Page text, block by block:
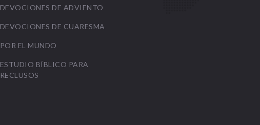
DEVOCIONES DE ADVIENTO
DEVOCIONES DE CUARESMA
POR EL MUNDO
ESTUDIO BÍBLICO PARA
RECLUSOS